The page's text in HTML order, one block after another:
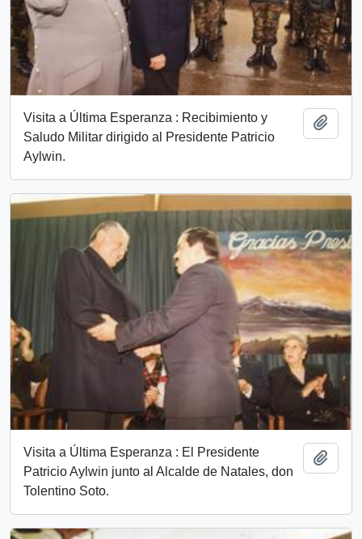
Visita a Última Esperanza : Recibimiento y
Saludo Militar dirigido al Presidente Patricio
Aylwin.
Visita a Última Esperanza : El Presidente
Patricio Aylwin junto al Alcalde de Natales, don
Tolentino Soto.